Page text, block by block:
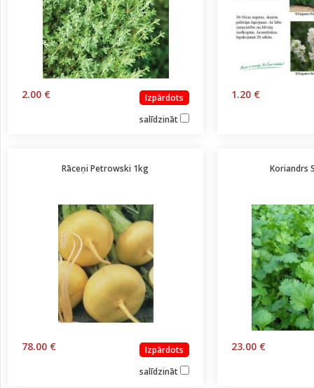
2.00 €
Izpārdots
salīdzināt
1.20 €
Rāceņi Petrowski 1kg
78.00 €
Izpārdots
salīdzināt
Koriandrs
23.00 €